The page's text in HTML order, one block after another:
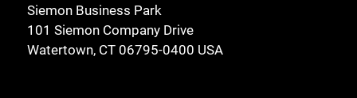
Siemon Business Park
101 Siemon Company Drive
Watertown, CT 06795-0400 USA